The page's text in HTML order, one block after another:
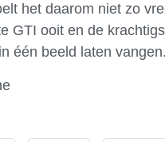
het daarom niet zo
GTI ooit en de
één beeld laten vangen.